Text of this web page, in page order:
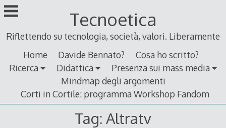
Skip
to
Tecnoetica
Riflettendo su tecnologia, società, valori. Liberamente
Home
Davide Bennato?
Cosa ho scritto?
Ricerca
Didattica
Presenza sui mass media
Mindmap degli argomenti
Corti in Cortile: programma Workshop Fandom
Tag: Altratv